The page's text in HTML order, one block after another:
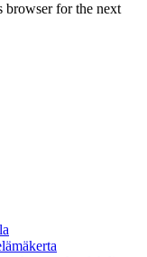
browser for the next